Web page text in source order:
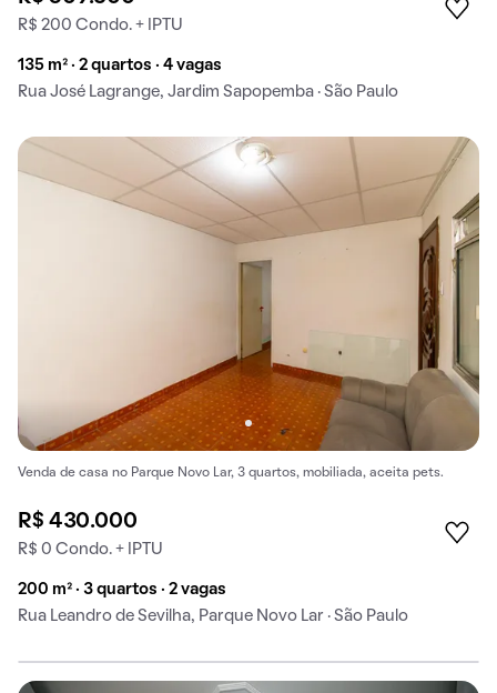
R$ 200 Condo. + IPTU
135 m² · 2 quartos · 4 vagas
Rua José Lagrange, Jardim Sapopemba · São Paulo
Venda de casa no Parque Novo Lar, 3 quartos, mobiliada, aceita pets.
R$ 430.000
R$ 0 Condo. + IPTU
200 m² · 3 quartos · 2 vagas
Rua Leandro de Sevilha, Parque Novo Lar · São Paulo